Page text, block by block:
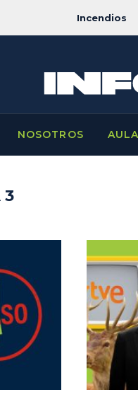
Incendios
NOSOTROS
3